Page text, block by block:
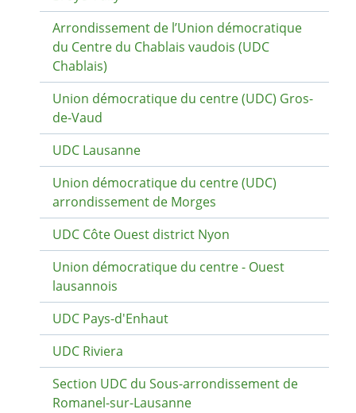
Arrondissement de l’Union démocratique
du Centre du Chablais vaudois (UDC
Chablais)
Union démocratique du centre (UDC) Gros-
de-Vaud
UDC Lausanne
Union démocratique du centre (UDC)
arrondissement de Morges
UDC Côte Ouest district Nyon
Union démocratique du centre - Ouest
lausannois
UDC Pays-d'Enhaut
UDC Riviera
Section UDC du Sous-arrondissement de
Romanel-sur-Lausanne